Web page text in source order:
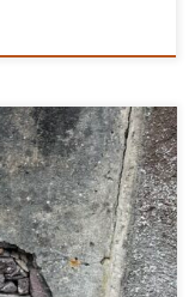
nell’ex carcere
delle belle
Ci vuole
Ti ho conosciuta